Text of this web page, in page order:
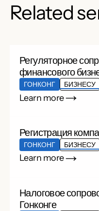
Related
Регуляторное
финансового
ГОНКОНГ БИЗНЕСУ
Learn more
Регистрация
ГОНКОНГ БИЗНЕСУ
Learn more
Налоговое
Гонконге